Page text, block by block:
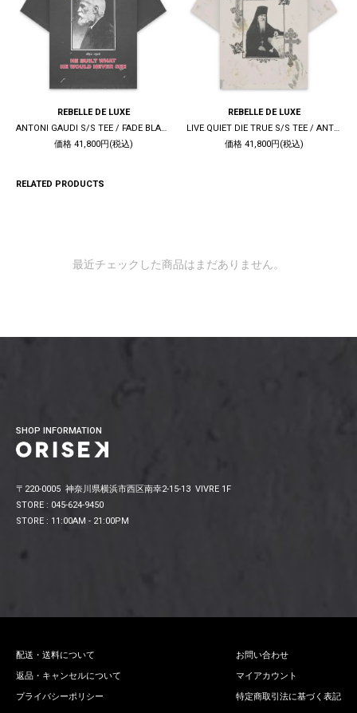
REBELLE DE LUXE
ANTONI GAUDI S/S TEE / FADE BLACK
価格 41,800円(税込)
REBELLE DE LUXE
LIVE QUIET DIE TRUE S/S TEE / ANTIQUE WHITE
価格 41,800円(税込)
RELATED PRODUCTS
最近チェックした商品はまだありません。
SHOP INFORMATION
〒220-0005 神奈川県横浜市西区南幸2-15-13 VIVRE 1F
STORE : 045-624-9450
STORE : 11:00AM - 21:00PM
配送・送料について
返品・キャンセルについて
プライバシーポリシー
お問い合わせ
マイアカウント
特定商取引法に基づく表記